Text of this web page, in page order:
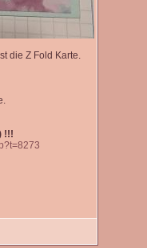
die Z Fold Karte.
!!!